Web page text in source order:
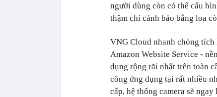
người dùng còn có thể cấu
thậm chí cảnh báo bằng loa
VNG Cloud nhanh chóng
Amazon Website Service -
dụng rộng rãi nhất trên toàn
công ứng dụng tại rất nhiều
cấp, hệ thống camera sẽ